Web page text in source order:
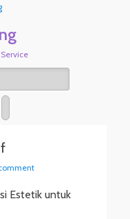
Estetik untuk